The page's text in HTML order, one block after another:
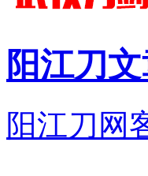
阳江刀
阳江刀网